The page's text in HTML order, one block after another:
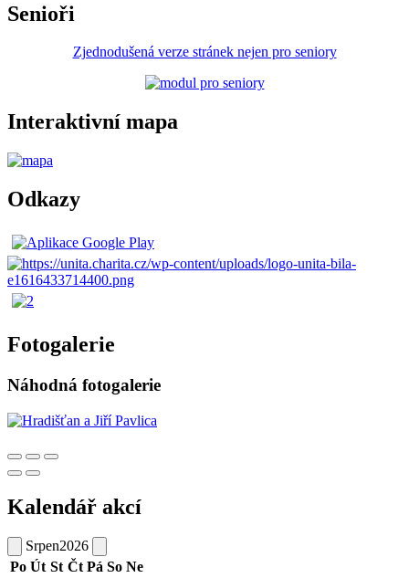
Senioři
Zjednodušená verze stránek nejen pro seniory
Interaktivní mapa
Odkazy
Fotogalerie
Náhodná fotogalerie
Kalendář akcí
Srpen2026
Po Út St Čt Pá So Ne